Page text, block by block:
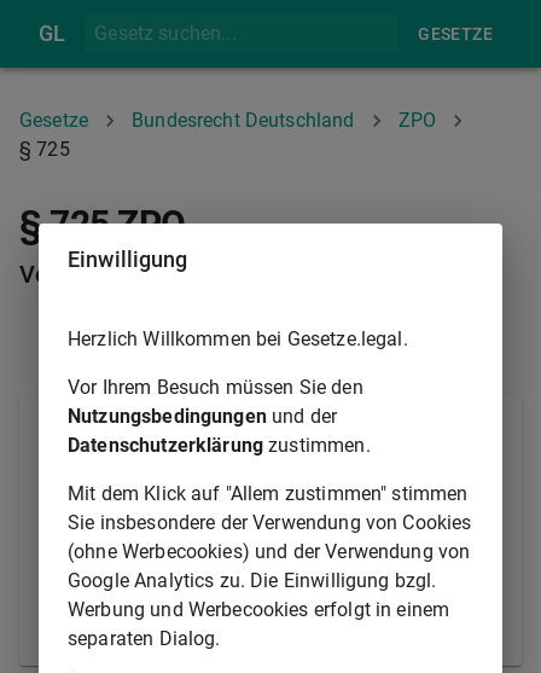
GL GESETZE
Gesetze Bundesrecht Deutschland
ZPO
§ 725
§ 725 ZPO
Vollstreckungsklausel
Die Vollstreckungsklausel:
"Vorstehende Ausfertigung wird dem usw.
(Bezeichnung der Partei) zum Zwecke der
Zwangsvollstreckung erteilt"
ist der Ausfertigung des Urteils am Schluss
beizufügen, von dem Urkundsbeamten der
Geschäftsstelle zu unterschreiben und mit dem
Gerichtssiegel zu versehen.
Einwilligung
Herzlich Willkommen bei Gesetze.legal.
Vor Ihrem Besuch müssen Sie den
Nutzungsbedingungenund der
Datenschutzerklärung zustimmen.
Mit dem Klick auf "Allem zustimmen" stimmen
Sie insbesondere der Verwendung von Cookies
(ohne Werbecookies) und der Verwendung von
Google Analytics zu. Die Einwilligung bzgl.
Werbung und Werbecookies erfolgt in einem
separaten Dialog.